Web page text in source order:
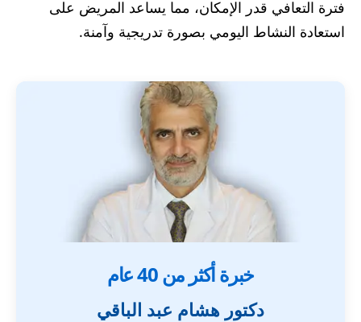
فترة التعافي قدر الإمكان، مما يساعد المريض على
استعادة النشاط اليومي بصورة تدريجية وآمنة.
خبرة أكثر من 40 عام
دكتور هشام عبد الباقي